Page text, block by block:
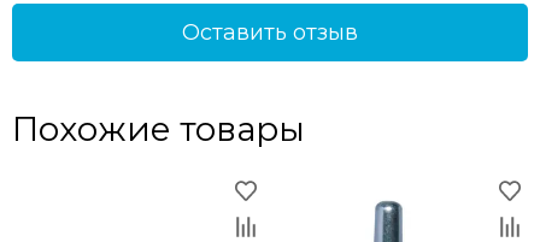
Оставить отзыв
Похожие товары